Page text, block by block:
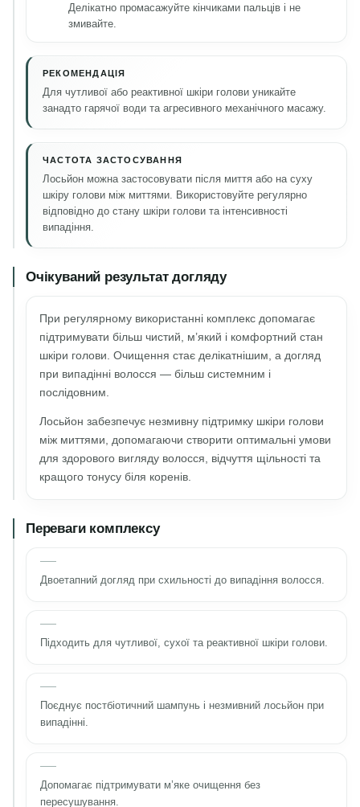
Делікатно промасажуйте кінчиками пальців і не
змивайте.
РЕКОМЕНДАЦІЯ
Для чутливої або реактивної шкіри голови уникайте
занадто гарячої води та агресивного механічного масажу.
ЧАСТОТА ЗАСТОСУВАННЯ
Лосьйон можна застосовувати після миття або на суху
шкіру голови між миттями. Використовуйте регулярно
відповідно до стану шкіри голови та інтенсивності
випадіння.
Очікуваний результат догляду
При регулярному використанні комплекс допомагає
підтримувати більш чистий, м’який і комфортний стан
шкіри голови. Очищення стає делікатнішим, а догляд
при випадінні волосся — більш системним і
послідовним.
Лосьйон забезпечує незмивну підтримку шкіри голови
між миттями, допомагаючи створити оптимальні умови
для здорового вигляду волосся, відчуття щільності та
кращого тонусу біля коренів.
Переваги комплексу
Двоетапний догляд при схильності до випадіння волосся.
Підходить для чутливої, сухої та реактивної шкіри голови.
Поєднує постбіотичний шампунь і незмивний лосьйон при
випадінні.
Допомагає підтримувати м’яке очищення без
пересушування.